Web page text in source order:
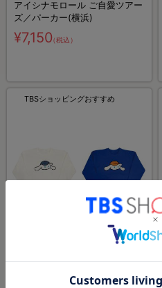
アイシナモロール ご自愛ツアー
ズ／パーカー(横浜)
¥7,150（税込）
TBSショッピングおすすめ
トレーナー（ぼうし）